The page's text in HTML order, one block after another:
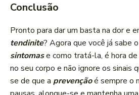
Conclusão
Pronto para dar um basta na dor e
tendinite? Agora que você já sabe
sintomase como tratá-la, é hora
no seu corpo e não ignore os sinais
se de que a prevençãoé sempre o